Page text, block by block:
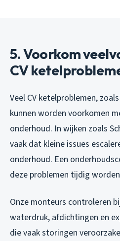
5. Voorkom
CV
Veel CV ketelproblemen,
kunnen worden voorkomen
onderhoud. In wijken zoals
vaak dat kleine issues
onderhoud. Een
deze problemen tijdig
Onze monteurs controleren
waterdruk, afdichtingen en
die vaak storingen